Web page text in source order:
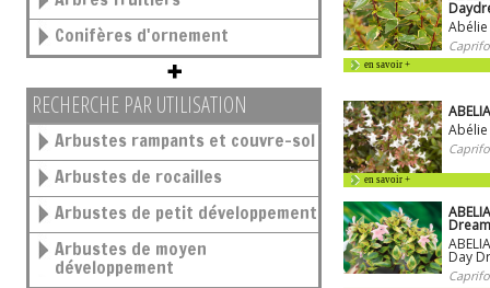
Conifères d'ornement
RECHERCHE PAR UTILISATION
Arbustes rampants et couvre-sol
Arbustes de rocailles
Arbustes de petit développement
Arbustes de moyen
développement
en savoir +
en savoir +
Day